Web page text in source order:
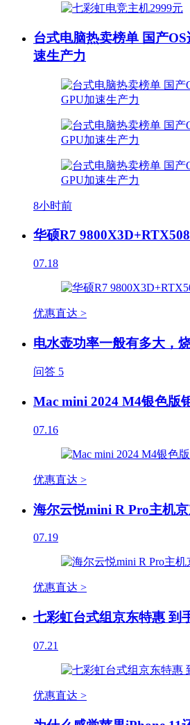
台式电脑热卖榜单 国产
速生产力
8小时前
华硕R7
07.18
优惠直达 >
电水壶功率一般有多大，
问答 5
Mac mini 2024 M4银色版
07.16
优惠直达 >
海尔云悦mini R Pro主机
07.19
优惠直达 >
七彩虹台式组京东特惠 到
07.21
优惠直达 >